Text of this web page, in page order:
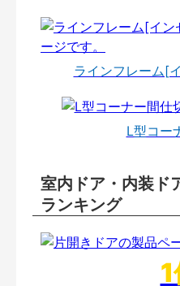
ラインフレーム[
L型コー
室内ドア・内装ド
ランキング